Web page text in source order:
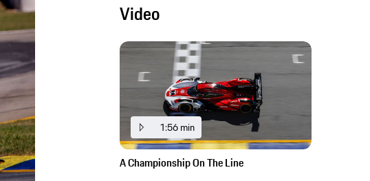
Video
1:56 min
A Championship On The Line